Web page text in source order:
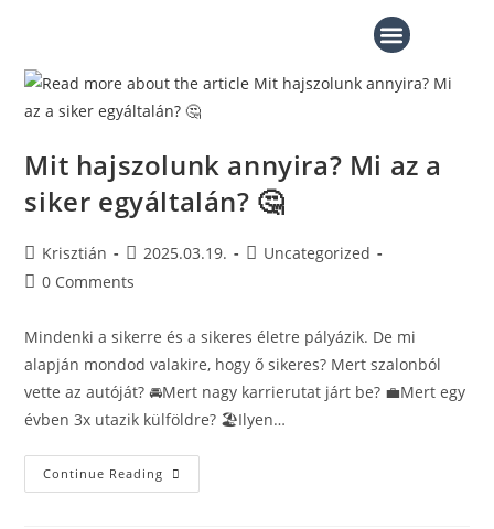
Mit hajszolunk annyira? Mi az a
siker egyáltalán? 🤔
Krisztián 2025.03.19.
Uncategorized
0 Comments
Mindenki a sikerre és a sikeres életre pályázik. De mi
alapján mondod valakire, hogy ő sikeres? Mert szalonból
vette az autóját? 🚘Mert nagy karrierutat járt be? 💼Mert egy
évben 3x utazik külföldre? 🏖️Ilyen…
Continue Reading